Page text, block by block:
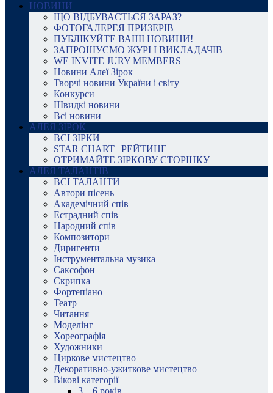
НОВИНИ
ЩО ВІДБУВАЄТЬСЯ ЗАРАЗ?
ФОТОГАЛЕРЕЯ ПРИЗЕРІВ
ПУБЛІКУЙТЕ ВАШІ НОВИНИ!
ЗАПРОШУЄМО ЖУРІ І ВИКЛАДАЧІВ
WE INVITE JURY MEMBERS
Новини Алеї Зірок
Творчі новини України і світу
Конкурси
Швидкі новини
Всі новини
АЛЕЯ ЗІРОК
ВСІ ЗІРКИ
STAR CHART | РЕЙТИНГ
ОТРИМАЙТЕ ЗІРКОВУ СТОРІНКУ
АЛЕЯ ТАЛАНТІВ
ВСІ ТАЛАНТИ
Автори пісень
Академічний спів
Естрадний спів
Народний спів
Композитори
Диригенти
Інструментальна музика
Саксофон
Скрипка
Фортепіано
Театр
Читання
Моделінг
Хореографія
Художники
Циркове мистецтво
Декоративно-ужиткове мистецтво
Вікові категорії
3 – 6 років